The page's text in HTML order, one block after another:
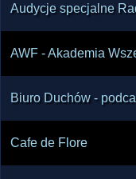
Audycje specjalne
AWF - Akademia
Biuro Duchów -
Cafe de Flore